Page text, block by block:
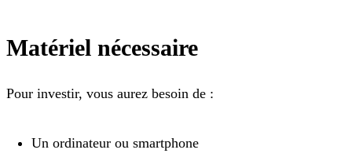
Matériel nécessaire
Pour investir, vous aurez besoin de :
Un ordinateur ou smartphone